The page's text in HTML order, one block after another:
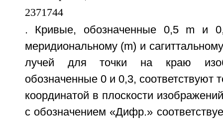
. Кривые, обозначенные 0,5 m и
меридиональному (m) и
лучей для точки на краю
обозначенные 0 и 0,3, соответствуют
координатой в плоскости
с обозначением «Дифр.»